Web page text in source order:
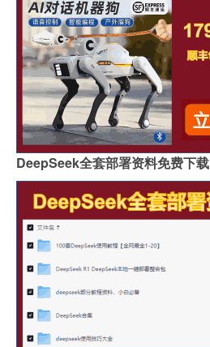
DeepSeek全套部署资料免费下载